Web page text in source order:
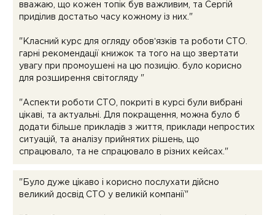
вважаю, що кожен топік був важливим, та Сергій
приділив достатьо часу кожному із них."
"Класний курс для огляду обовʼязків та роботи СТО.
гарні рекомендації книжок та того на що звертати
увагу при промоушені на цю позицію. було корисно
для розширення світогляду "
"Аспекти роботи СТО, покриті в курсі були вибрані
цікаві, та актуальні. Для покращення, можна було б
додати більше прикладів з життя, приклади непростих
ситуацій, та аналізу прийнятих рішень, що
спрацювало, та не спрацювало в різних кейсах."
"Було дуже цікаво і корисно послухати дійсно
великий досвід СТО у великій компанії"